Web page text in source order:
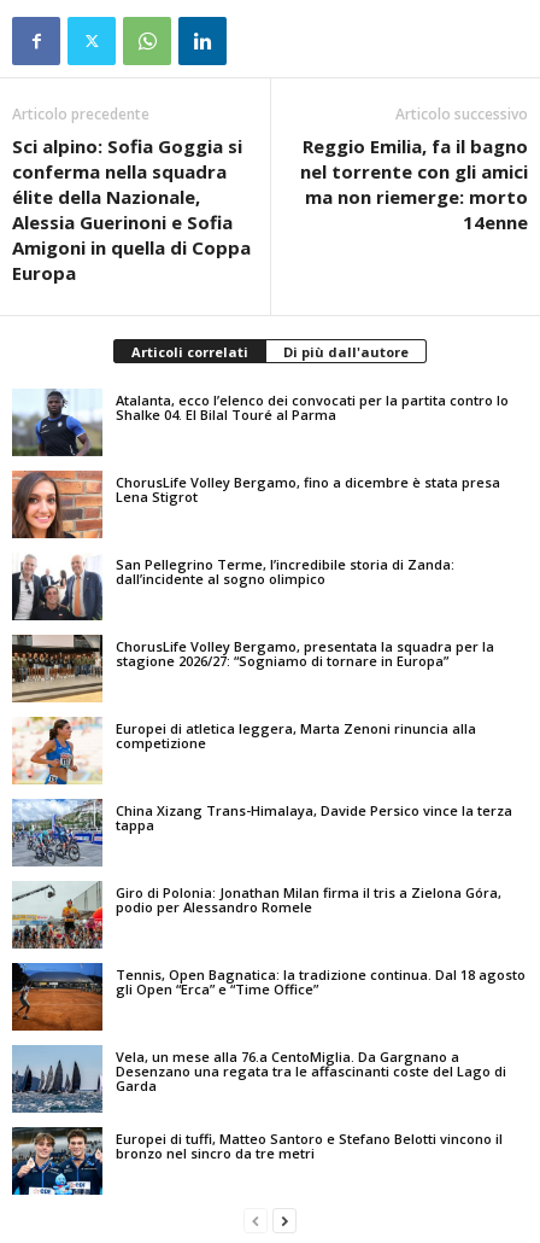
Articolo precedente
Sci alpino: Sofia Goggia si
conferma nella squadra
élite della Nazionale,
Alessia Guerinoni e Sofia
Amigoni in quella di Coppa
Europa
Articolo successivo
Reggio Emilia, fa il bagno
nel torrente con gli amici
ma non riemerge: morto
14enne
Articoli correlati Di più dall'autore
Atalanta, ecco l’elenco dei convocati per la partita contro lo
Shalke 04. El Bilal Touré al Parma
ChorusLife Volley Bergamo, fino a dicembre è stata presa
Lena Stigrot
San Pellegrino Terme, l’incredibile storia di Zanda:
dall’incidente al sogno olimpico
ChorusLife Volley Bergamo, presentata la squadra per la
stagione 2026/27: “Sogniamo di tornare in Europa”
Europei di atletica leggera, Marta Zenoni rinuncia alla
competizione
China Xizang Trans-Himalaya, Davide Persico vince la terza
tappa
Giro di Polonia: Jonathan Milan firma il tris a Zielona Góra,
podio per Alessandro Romele
Tennis, Open Bagnatica: la tradizione continua. Dal 18 agosto
gli Open “Erca” e “Time Office”
Vela, un mese alla 76.a CentoMiglia. Da Gargnano a
Desenzano una regata tra le affascinanti coste del Lago di
Garda
Europei di tuffi, Matteo Santoro e Stefano Belotti vincono il
bronzo nel sincro da tre metri